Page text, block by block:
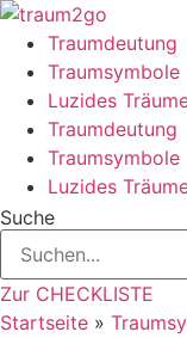
Zum
Inhalt
springen
Traumdeutung
Traumsymbole
Luzides
Traumdeutung
Traumsymbole
Luzides
Suche
Zur CHECKLISTE
Startseite »